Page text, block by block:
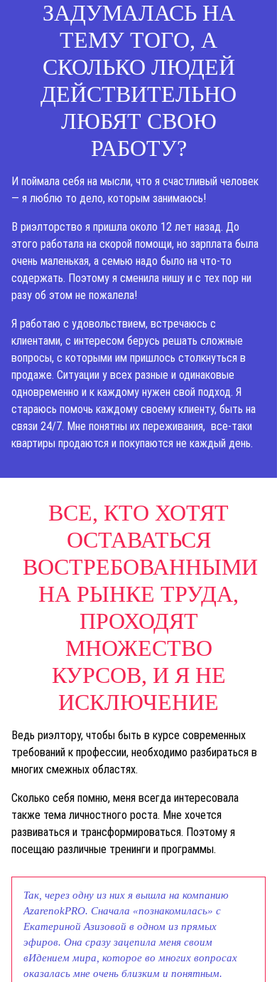
ЗАДУМАЛАСЬ НА
ТЕМУ ТОГО, А
СКОЛЬКО ЛЮДЕЙ
ДЕЙСТВИТЕЛЬНО
ЛЮБЯТ СВОЮ
РАБОТУ?
И поймала себя на мысли, что я счастливый человек
— я люблю то дело, которым занимаюсь!
В риэлторство я пришла около 12 лет назад. До
этого работала на скорой помощи, но зарплата была
очень маленькая, а семью надо было на что-то
содержать. Поэтому я сменила нишу и с тех пор ни
разу об этом не пожалела!
Я работаю с удовольствием, встречаюсь с
клиентами, с интересом берусь решать сложные
вопросы, с которыми им пришлось столкнуться в
продаже. Ситуации у всех разные и одинаковые
одновременно и к каждому нужен свой подход. Я
стараюсь помочь каждому своему клиенту, быть на
связи 24/7. Мне понятны их переживания, все-таки
квартиры продаются и покупаются не каждый день.
ВСЕ, КТО ХОТЯТ
ОСТАВАТЬСЯ
ВОСТРЕБОВАННЫМИ
НА РЫНКЕ ТРУДА,
ПРОХОДЯТ
МНОЖЕСТВО
КУРСОВ, И Я НЕ
ИСКЛЮЧЕНИЕ
Ведь риэлтору, чтобы быть в курсе современных
требований к профессии, необходимо разбираться в
многих смежных областях.
Сколько себя помню, меня всегда интересовала
также тема личностного роста. Мне хочется
развиваться и трансформироваться. Поэтому я
посещаю различные тренинги и программы.
Так, через одну из них я вышла на компанию
AzarenokPRO. Сначала «познакомилась» с
Екатериной Азизовой в одном из прямых
эфиров. Она сразу зацепила меня своим
вИдением мира, которое во многих вопросах
оказалась мне очень близким и понятным.